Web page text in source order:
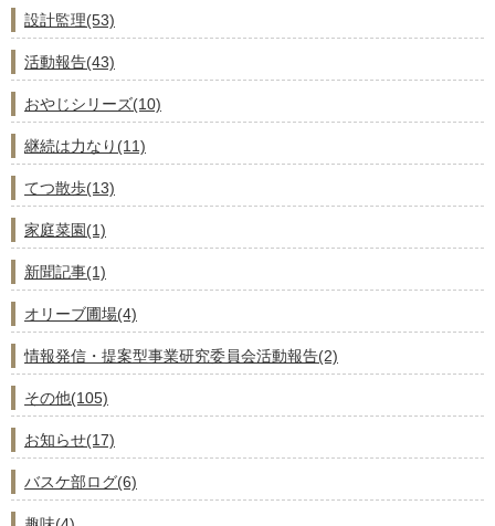
設計監理(53)
活動報告(43)
おやじシリーズ(10)
継続は力なり(11)
てつ散歩(13)
家庭菜園(1)
新聞記事(1)
オリーブ圃場(4)
情報発信・提案型事業研究委員会活動報告(2)
その他(105)
お知らせ(17)
バスケ部ログ(6)